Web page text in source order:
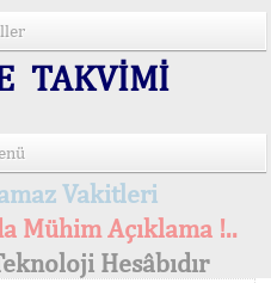
TAKVİMİ
Vakitleri
Mühim Açıklama !..
Hesâbıdır